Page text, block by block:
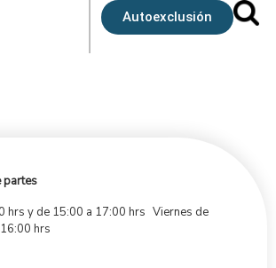
Autoexclusión
partes
hrs y de 15:00 a 17:00 hrs Viernes de
hrs